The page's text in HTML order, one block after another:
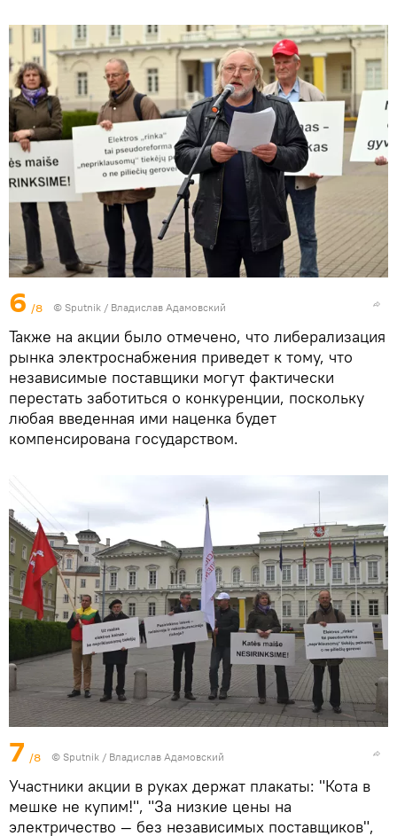
6 /8 © Sputnik / Владислав Адамовский
Также на акции было отмечено, что либерализация
рынка электроснабжения приведет к тому, что
независимые поставщики могут фактически
перестать заботиться о конкуренции, поскольку
любая введенная ими наценка будет
компенсирована государством.
7 /8 © Sputnik / Владислав Адамовский
Участники акции в руках держат плакаты: "Кота в
мешке не купим!", "За низкие цены на
электричество — без независимых поставщиков",